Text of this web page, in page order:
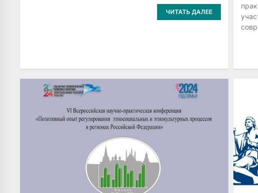
ЧИТАТЬ ДАЛЕЕ